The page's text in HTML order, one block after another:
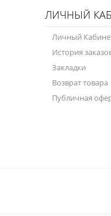
ЛИЧНЫЙ
Личный
История
Закладки
Возврат товара
Публичная